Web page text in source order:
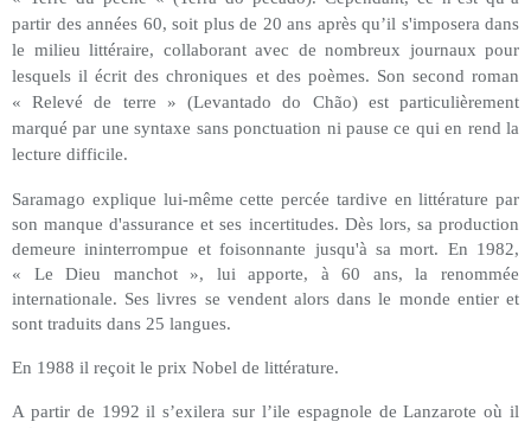
partir des années 60, soit plus de 20 ans après qu’il s'imposera dans
le milieu littéraire, collaborant avec de nombreux journaux pour
lesquels il écrit des chroniques et des poèmes. Son second roman
« Relevé de terre » (Levantado do Chão) est particulièrement
marqué par une syntaxe sans ponctuation ni pause ce qui en rend la
lecture difficile.
Saramago explique lui-même cette percée tardive en littérature par
son manque d'assurance et ses incertitudes. Dès lors, sa production
demeure ininterrompue et foisonnante jusqu'à sa mort. En 1982,
« Le Dieu manchot », lui apporte, à 60 ans, la renommée
internationale. Ses livres se vendent alors dans le monde entier et
sont traduits dans 25 langues.
En 1988 il reçoit le prix Nobel de littérature.
A partir de 1992 il s’exilera sur l’ile espagnole de Lanzarote où il